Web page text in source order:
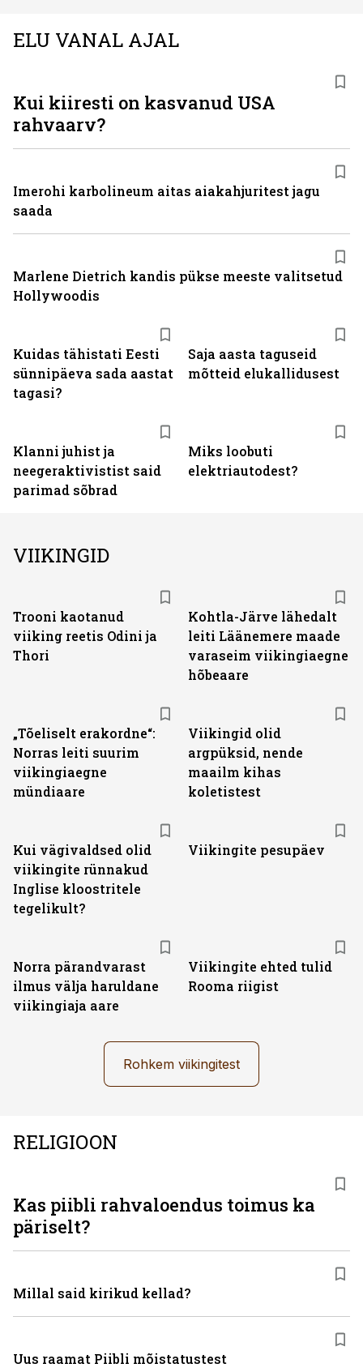
ELU VANAL AJAL
Kuidas tähistati Eesti
sünnipäeva sada aastat
tagasi?
Saja aasta taguseid
mõtteid elukallidusest
Klanni juhist ja
neegeraktivistist said
parimad sõbrad
Miks loobuti
elektriautodest?
Kui kiiresti on kasvanud USA
rahvaarv?
Imerohi karbolineum aitas aiakahjuritest jagu
saada
Marlene Dietrich kandis pükse meeste valitsetud
Hollywoodis
VIIKINGID
Trooni kaotanud
viiking reetis Odini ja
Thori
Kohtla-Järve lähedalt
leiti Läänemere maade
varaseim viikingiaegne
hõbeaare
„Tõeliselt erakordne“:
Norras leiti suurim
viikingiaegne
mündiaare
Viikingid olid
argpüksid, nende
maailm kihas
koletistest
Kui vägivaldsed olid
viikingite rünnakud
Inglise kloostritele
tegelikult?
Viikingite pesupäev
Norra pärandvarast
ilmus välja haruldane
viikingiaja aare
Viikingite ehted tulid
Rooma riigist
Rohkem viikingitest
RELIGIOON
Kas piibli rahvaloendus toimus ka
päriselt?
Millal said kirikud kellad?
Uus raamat Piibli mõistatustest